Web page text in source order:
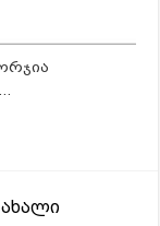
ახალი